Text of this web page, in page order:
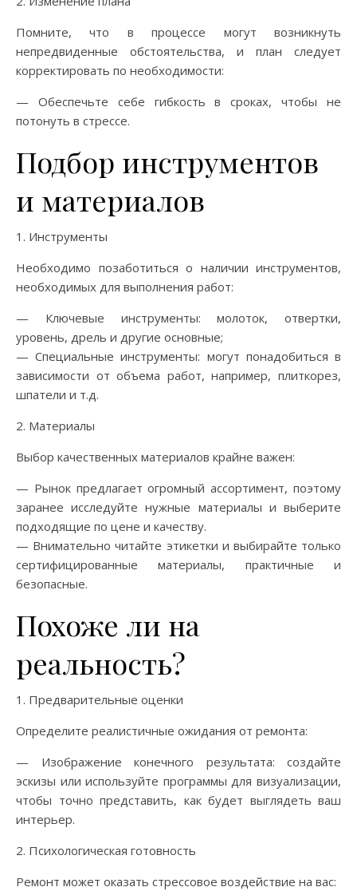
Помните, что в процессе могут возникнуть
непредвиденные обстоятельства, и план следует
корректировать по необходимости:
— Обеспечьте себе гибкость в сроках, чтобы не
потонуть в стрессе.
Подбор инструментов
и материалов
1. Инструменты
Необходимо позаботиться о наличии инструментов,
необходимых для выполнения работ:
— Ключевые инструменты: молоток, отвертки,
уровень, дрель и другие основные;
— Специальные инструменты: могут понадобиться в
зависимости от объема работ, например, плиткорез,
шпатели и т.д.
2. Материалы
Выбор качественных материалов крайне важен:
— Рынок предлагает огромный ассортимент, поэтому
заранее исследуйте нужные материалы и выберите
подходящие по цене и качеству.
— Внимательно читайте этикетки и выбирайте только
сертифицированные материалы, практичные и
безопасные.
Похоже ли на
реальность?
1. Предварительные оценки
Определите реалистичные ожидания от ремонта:
— Изображение конечного результата: создайте
эскизы или используйте программы для визуализации,
чтобы точно представить, как будет выглядеть ваш
интерьер.
2. Психологическая готовность
Ремонт может оказать стрессовое воздействие на вас: